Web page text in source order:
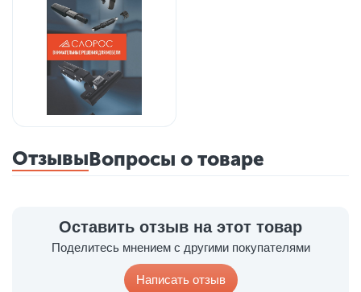
ОтзывыВопросы о товаре
Оставить отзыв на этот товар
Поделитесь мнением с другими покупателями
Написать отзыв